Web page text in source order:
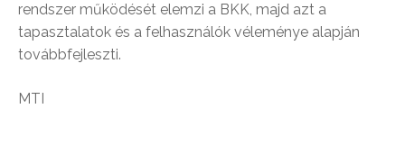
rendszer működését elemzi a BKK, majd azt a
tapasztalatok és a felhasználók véleménye alapján
továbbfejleszti.
MTI